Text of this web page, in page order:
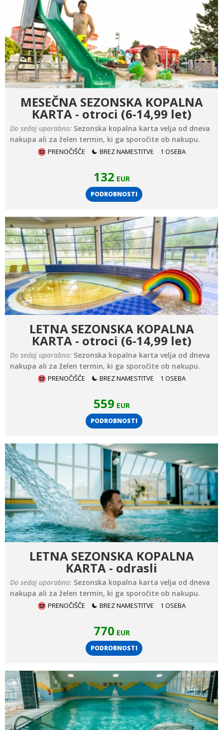
132 EUR
PODROBNOSTI
MESEČNA SEZONSKA KOPALNA
KARTA - otroci (6-14,99 let)
Do sedaj uporabno: Sezonska kopalna karta velja od dneva
nakupa ali za želen termin, ki ga sporočite ob nakupu.
PRENOČIŠČE BREZ NAMESTITVE 1 OSEBA
559 EUR
PODROBNOSTI
LETNA SEZONSKA KOPALNA
KARTA - otroci (6-14,99 let)
Do sedaj uporabno: Sezonska kopalna karta velja od dneva
nakupa ali za želen termin, ki ga sporočite ob nakupu.
PRENOČIŠČE BREZ NAMESTITVE 1 OSEBA
770 EUR
PODROBNOSTI
LETNA SEZONSKA KOPALNA
KARTA - odrasli
Do sedaj uporabno: Sezonska kopalna karta velja od dneva
nakupa ali za želen termin, ki ga sporočite ob nakupu.
PRENOČIŠČE BREZ NAMESTITVE 1 OSEBA